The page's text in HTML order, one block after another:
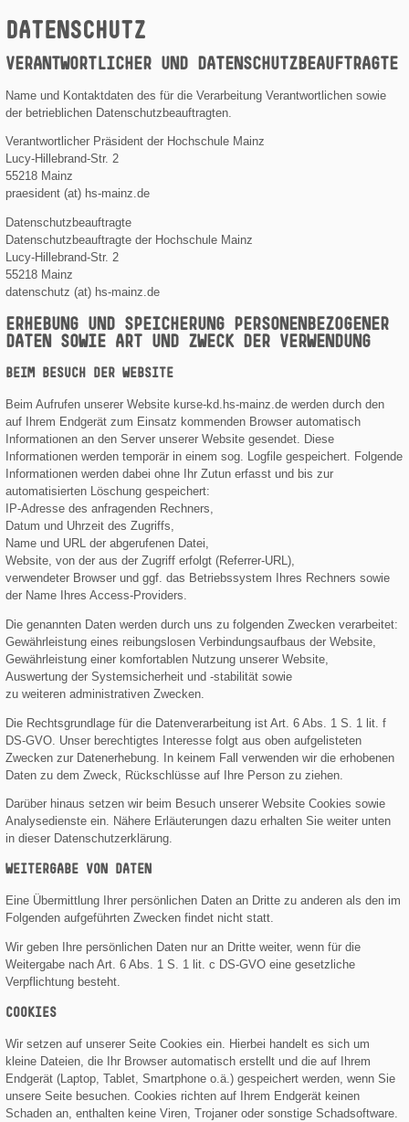
DATENSCHUTZ
VERANTWORTLICHER UND DATENSCHUTZBEAUFTRAGTE
Name und Kontaktdaten des für die Verarbeitung Verantwortlichen sowie
der betrieblichen Datenschutzbeauftragten.
Verantwortlicher Präsident der Hochschule Mainz
Lucy-Hillebrand-Str. 2
55218 Mainz
praesident (at) hs-mainz.de
Datenschutzbeauftragte
Datenschutzbeauftragte der Hochschule Mainz
Lucy-Hillebrand-Str. 2
55218 Mainz
datenschutz (at) hs-mainz.de
ERHEBUNG UND SPEICHERUNG PERSONENBEZOGENER
DATEN SOWIE ART UND ZWECK DER VERWENDUNG
BEIM BESUCH DER WEBSITE
Beim Aufrufen unserer Website kurse-kd.hs-mainz.de werden durch den
auf Ihrem Endgerät zum Einsatz kommenden Browser automatisch
Informationen an den Server unserer Website gesendet. Diese
Informationen werden temporär in einem sog. Logfile gespeichert. Folgende
Informationen werden dabei ohne Ihr Zutun erfasst und bis zur
automatisierten Löschung gespeichert:
IP-Adresse des anfragenden Rechners,
Datum und Uhrzeit des Zugriffs,
Name und URL der abgerufenen Datei,
Website, von der aus der Zugriff erfolgt (Referrer-URL),
verwendeter Browser und ggf. das Betriebssystem Ihres Rechners sowie
der Name Ihres Access-Providers.
Die genannten Daten werden durch uns zu folgenden Zwecken verar­beitet:
Gewährleistung eines reibungslosen Verbindungsaufbaus der Website,
Gewährleistung einer komfortablen Nutzung unserer Website,
Auswertung der Systemsicherheit und -stabilität sowie
zu weiteren administrativen Zwecken.
Die Rechtsgrundlage für die Datenverarbeitung ist Art. 6 Abs. 1 S. 1 lit. f
DS-GVO. Unser berechtigtes Interesse folgt aus oben aufgelisteten
Zwecken zur Datenerhebung. In keinem Fall verwenden wir die erhobenen
Daten zu dem Zweck, Rückschlüsse auf Ihre Person zu ziehen.
Darüber hinaus setzen wir beim Besuch unserer Website Cookies sowie
Analy­se­dienste ein. Nähere Erläuterungen dazu erhalten Sie weiter unten
in dieser Datenschutzerklärung.
WEITERGABE VON DATEN
Eine Übermittlung Ihrer persönlichen Daten an Dritte zu anderen als den im
Folgenden aufgeführten Zwecken findet nicht statt.
Wir geben Ihre persönlichen Daten nur an Dritte weiter, wenn für die
Weitergabe nach Art. 6 Abs. 1 S. 1 lit. c DS-GVO eine gesetzliche
Verpflichtung besteht.
COOKIES
Wir setzen auf unserer Seite Cookies ein. Hierbei handelt es sich um
kleine Dateien, die Ihr Browser automatisch erstellt und die auf Ihrem
Endgerät (Laptop, Tablet, Smart­phone o.ä.) gespeichert werden, wenn Sie
unsere Seite besuchen. Cookies richten auf Ihrem Endgerät keinen
Schaden an, enthalten keine Viren, Trojaner oder sonstige Schadsoftware.